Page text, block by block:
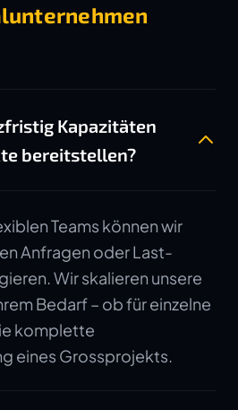
Kapazitäten
bereitstellen?
Teams können wir
Anfragen oder Last-
Wir skalieren unsere
Bedarf – ob für einzelne
komplette
eines Grossprojekts.